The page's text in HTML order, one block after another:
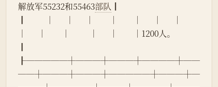
解放军55232和55463部队 ┃
┃          │      │      │        │        │      │      │
│      │        │          │      │        │1200人。
┃
┠─────┼───┼───┼────┼──
──┼───┼───┼─────┼───┼─